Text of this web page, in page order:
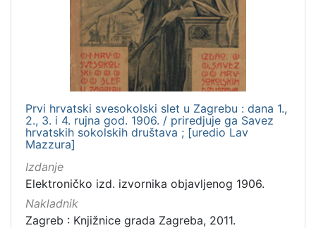
Prvi hrvatski svesokolski slet u Zagrebu : dana 1.,
2., 3. i 4. rujna god. 1906. / priredjuje ga Savez
hrvatskih sokolskih društava ; [uredio Lav
Mazzura]
Izdanje
Elektroničko izd. izvornika objavljenog 1906.
Nakladnik
Zagreb : Knjižnice grada Zagreba, 2011.